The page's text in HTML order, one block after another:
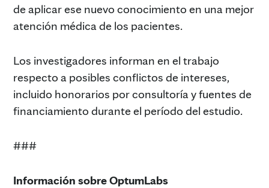
de aplicar ese nuevo conocimiento en una mejor
atención médica de los pacientes.
Los investigadores informan en el trabajo
respecto a posibles conflictos de intereses,
incluido honorarios por consultoría y fuentes de
financiamiento durante el período del estudio.
###
Información sobre OptumLabs